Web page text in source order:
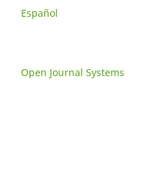
Español
Open Journal Systems